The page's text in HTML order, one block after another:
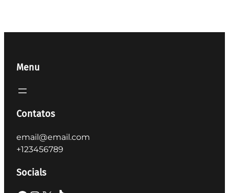
Menu
Contatos
email@email.com
+123456789
Socials